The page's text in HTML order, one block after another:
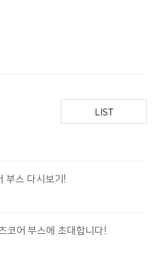
LIST
부스 다시보기!
코어 부스에 초대합니다!